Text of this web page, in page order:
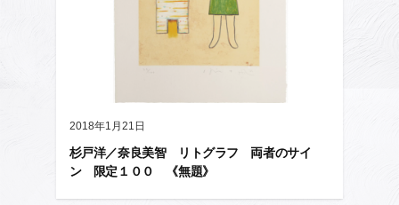
2018年1月21日
杉戸洋／奈良美智 リトグラフ 両者のサイ
ン 限定１００ 《無題》